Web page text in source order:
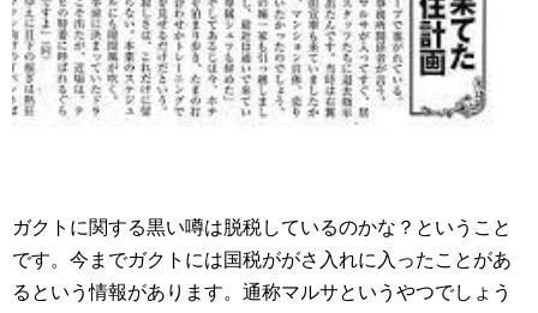
ガクトに関する黒い噂は脱税しているのかな？ということ
です。今までガクトには国税ががさ入れに入ったことがあ
るという情報があります。通称マルサというやつでしょう